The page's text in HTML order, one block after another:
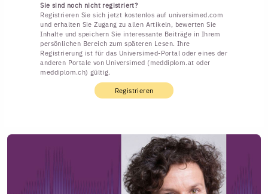
Sie sind noch nicht registriert?
Registrieren Sie sich jetzt kostenlos auf universimed.com
und erhalten Sie Zugang zu allen Artikeln, bewerten Sie
Inhalte und speichern Sie interessante Beiträge in Ihrem
persönlichen Bereich zum späteren Lesen. Ihre
Registrierung ist für das Universimed-Portal oder eines der
anderen Portale von Universimed (meddiplom.at oder
meddiplom.ch) gültig.
Registrieren